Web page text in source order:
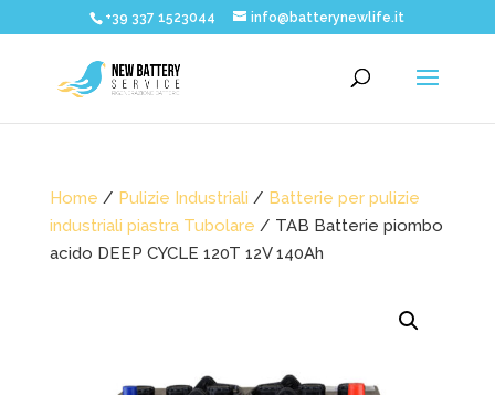
+39 337 1523044 info@batterynewlife.it
Home / Pulizie Industriali / Batterie per pulizie
industriali piastra Tubolare / TAB Batterie piombo
acido DEEP CYCLE 120T 12V 140Ah